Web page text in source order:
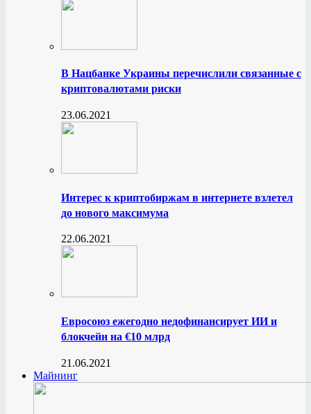
В Нацбанке Украины перечислили связанные с
криптовалютами риски
23.06.2021
Интерес к криптобиржам в интернете взлетел
до нового максимума
22.06.2021
Евросоюз ежегодно недофинансирует ИИ и
блокчейн на €10 млрд
21.06.2021
Майнинг